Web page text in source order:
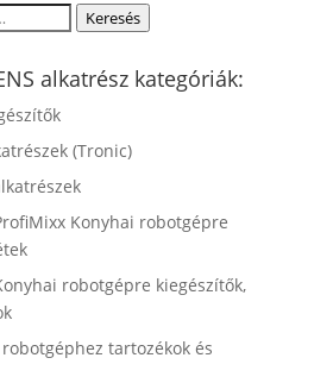
Keresés
alkatrész kategóriák:
(Tronic)
Konyhai robotgépre
robotgépre kiegészítők,
tartozékok és